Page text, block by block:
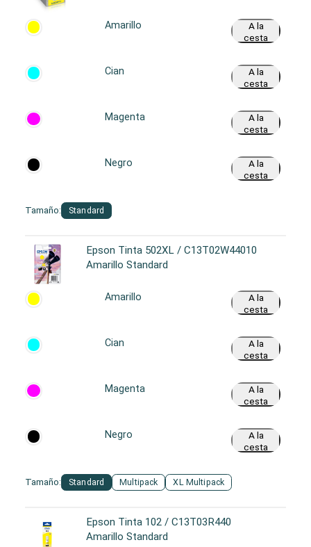
Tamaño: Standard
Amarillo
A la
cesta
Cian
A la
cesta
Magenta
A la
cesta
Negro
A la
cesta
Epson Tinta 502XL / C13T02W44010
Amarillo Standard
Tamaño: Standard Multipack XL Multipack
Amarillo
A la
cesta
Cian
A la
cesta
Magenta
A la
cesta
Negro
A la
cesta
Epson Tinta 102 / C13T03R440
Amarillo Standard